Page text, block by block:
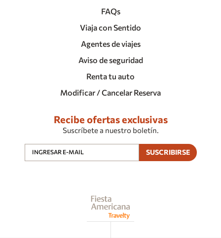
FAQs
Viaja con Sentido
Agentes de viajes
Aviso de seguridad
Renta tu auto
Modificar / Cancelar Reserva
Recibe ofertas exclusivas
Suscríbete a nuestro boletín.
SUSCRIBIRSE